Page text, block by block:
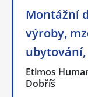
Montážní
výroby,
Etimos
Dobříš